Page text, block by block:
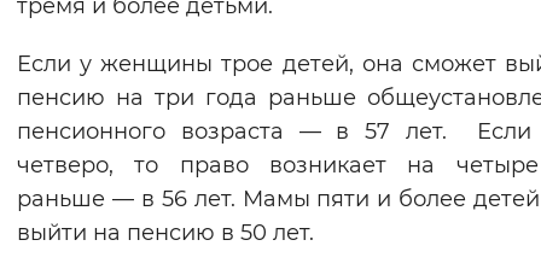
Звуковой ассистент
Воспроизвести Остановить
Вернуть стандартные настройки
тремя и более детьми.
Если у женщины трое детей, она сможет
пенсию на три года раньше
пенсионного возраста — в 57 лет. Если
четверо, то право возникает на
раньше — в 56 лет. Мамы пяти и более детей
выйти на пенсию в 50 лет.